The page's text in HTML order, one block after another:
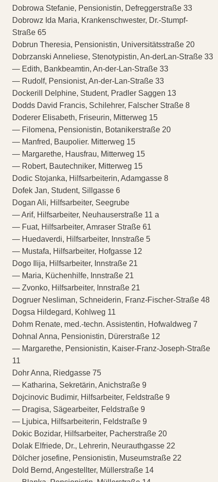
Dobrowa Stefanie, Pensionistin, Defreggerstraße 33
Dobrowz Ida Maria, Krankenschwester, Dr.-Stumpf-
Straße 65
Dobrun Theresia, Pensionistin, Universitätsstraße 20
Dobrzanski Anneliese, Stenotypistin, An-derLan-Straße 33
— Edith, Bankbeamtin, An-der-Lan-Straße 33
— Rudolf, Pensionist, An-der-Lan-Straße 33
Dockerill Delphine, Student, Pradler Saggen 13
Dodds David Francis, Schilehrer, Falscher Straße 8
Doderer Elisabeth, Friseurin, Mitterweg 15
— Filomena, Pensionistin, Botanikerstraße 20
— Manfred, Baupolier. Mitterweg 15
— Margarethe, Hausfrau, Mitterweg 15
— Robert, Bautechniker, Mitterweg 15
Dodic Stojanka, Hilfsarbeiterin, Adamgasse 8
Dofek Jan, Student, Sillgasse 6
Dogan Ali, Hilfsarbeiter, Seegrube
— Arif, Hilfsarbeiter, Neuhauserstraße 11 a
— Fuat, Hilfsarbeiter, Amraser Straße 61
— Huedaverdi, Hilfsarbeiter, Innstraße 5
— Mustafa, Hilfsarbeiter, Hofgasse 12
Dogo Ilija, Hilfsarbeiter, Innstraße 21
— Maria, Küchenhilfe, Innstraße 21
— Zvonko, Hilfsarbeiter, Innstraße 21
Dogruer Nesliman, Schneiderin, Franz-Fischer-Straße 48
Dogsa Hildegard, Kohlweg 11
Dohm Renate, med.-techn. Assistentin, Hofwaldweg 7
Dohnal Anna, Pensionistin, Dürerstraße 12
— Margarethe, Pensionistin, Kaiser-Franz-Joseph-Straße
11
Dohr Anna, Riedgasse 75
— Katharina, Sekretärin, Anichstraße 9
Dojcinovic Budimir, Hilfsarbeiter, Feldstraße 9
— Dragisa, Sägearbeiter, Feldstraße 9
— Ljubica, Hilfsarbeiterin, Feldstraße 9
Dokic Bozidar, Hilfsarbeiter, Pacherstraße 20
Dolak Elfriede, Dr., Lehrerin, Neurauthgasse 22
Dölcher josefine, Pensionistin, Museumstraße 22
Dold Bernd, Angestellter, Müllerstraße 14